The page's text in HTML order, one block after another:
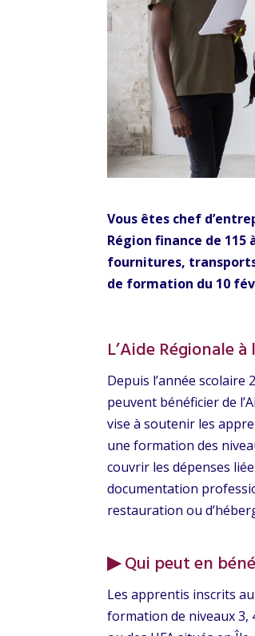
Vous êtes chef
Région finance de 115
fournitures,
de formation du 10
L’Aide Régionale
Depuis l’année
peuvent bénéficier de
vise à soutenir les
une formation des
couvrir les dépenses
documentation
restauration ou
▶Qui peut en
Les apprentis inscrits
formation de niveaux 3,